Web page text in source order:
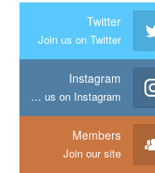
Twitter
Join us on Twitter
Instagram
Join us on Instagram
Members
Join our site